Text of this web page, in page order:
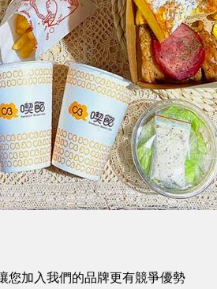
您加入我們的品牌更有競爭優勢